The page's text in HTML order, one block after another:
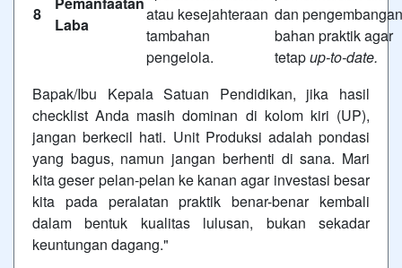
8
Laba
atau kesejahteraan
tambahan
pengelola.
dan pengembangan
bahan praktik agar
tetapup-to-date.
Bapak/Ibu Kepala Satuan Pendidikan, jika hasil
checklist Anda masih dominan di kolom kiri (UP),
jangan berkecil hati. Unit Produksi adalah pondasi
yang bagus, namun jangan berhenti di sana. Mari
kita geser pelan-pelan ke kanan agar investasi besar
kita pada peralatan praktik benar-benar kembali
dalam bentuk kualitas lulusan, bukan sekadar
keuntungan dagang."